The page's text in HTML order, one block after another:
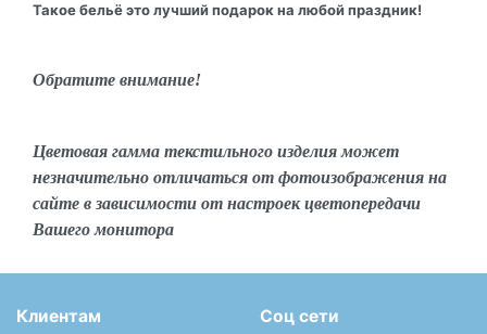
Такое бельё это лучший подарок на любой праздник!
Обратите внимание!
Цветовая гамма текстильного изделия может
незначительно отличаться от фотоизображения на
сайте в зависимости от настроек цветопередачи
Вашего монитора
Клиентам Соц сети